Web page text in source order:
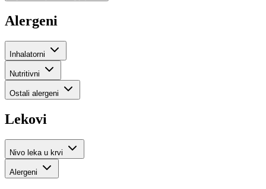
Alergeni
Inhalatorni
Nutritivni
Ostali alergeni
Lekovi
Nivo leka u krvi
Alergeni